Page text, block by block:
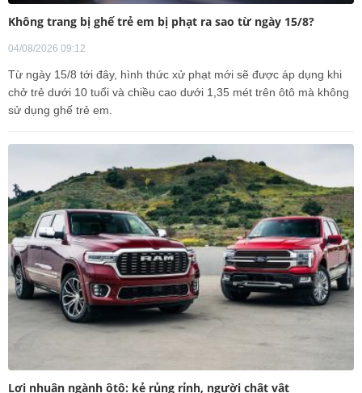
Không trang bị ghế trẻ em bị phạt ra sao từ ngày 15/8?
04/08/2026 09:12
Từ ngày 15/8 tới đây, hình thức xử phạt mới sẽ được áp dụng khi
chở trẻ dưới 10 tuổi và chiều cao dưới 1,35 mét trên ôtô mà không
sử dụng ghế trẻ em.
Lợi nhuận ngành ôtô: kẻ rủng rỉnh, người chật vật